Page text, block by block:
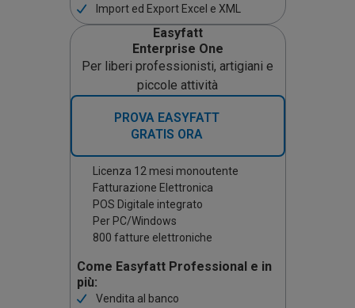
Import ed Export Excel e XML
Easyfatt
Enterprise One
Per liberi professionisti, artigiani e
piccole attività
PROVA EASYFATT
GRATIS ORA
Licenza 12 mesi monoutente
Fatturazione Elettronica
POS Digitale integrato
Per PC/Windows
800 fatture elettroniche
Come Easyfatt Professional e in
più:
Vendita al banco